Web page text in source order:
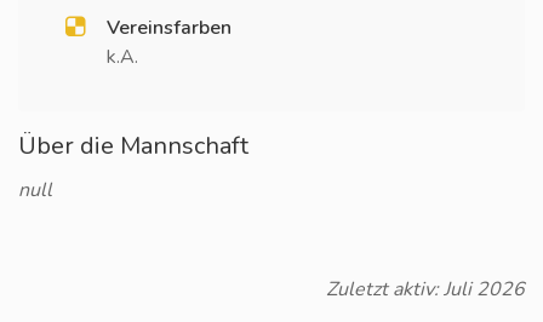
Vereinsfarben
k.A.
Über die Mannschaft
null
Zuletzt aktiv: Juli 2026